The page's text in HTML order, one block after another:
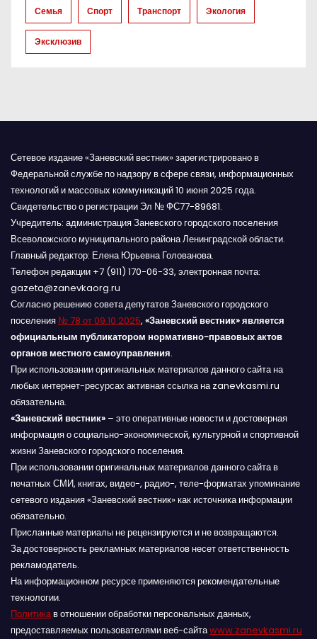
Семья Спорт Транспорт Экология
Эксклюзив
Сетевое издание «Заневский вестник» зарегистрировано в
Федеральной службе по надзору в сфере связи, информационных
технологий и массовых коммуникаций 10 июня 2025 года.
Свидетельство о регистрации Эл № ФС77-89681.
Учредитель: администрация Заневского городского поселения
Всеволожского муниципального района Ленинградской области.
Главный редактор: Елена Юрьевна Голованова.
Телефон редакции +7 (911) 170-06-33, электронная почта:
gazeta@zanevkaorg.ru
Согласно решению совета депутатов Заневского городского
поселения № 78 от 09.10.2025, «Заневский вестник» является
официальным публикатором нормативно-правовых актов
органов местного самоуправления.
При использовании оригинальных материалов данного сайта на
любых интернет-ресурсах активная ссылка на zanevkasmi.ru
обязательна.
«Заневский вестник» – это оперативные новости и достоверная
информация о социально-экономической, культурной и спортивной
жизни Заневского городского поселения.
При использовании оригинальных материалов данного сайта в
печатных СМИ, книгах, видео-, радио-, теле-форматах упоминание
сетевого издания «Заневский вестник» как источника информации
обязательно.
Присланные материалы не рецензируются и не возвращаются.
За достоверность рекламных материалов несет ответственность
рекламодатель.
На информационном ресурсе применяются рекомендательные
технологии.
Политикав отношении обработки персональных данных,
предоставляемых пользователями веб-сайтаwww.zanevkasmi.ru